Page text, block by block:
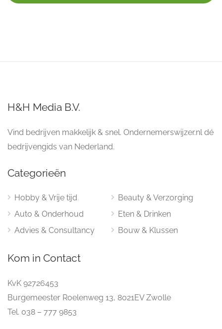
H&H Media B.V.
Vind bedrijven makkelijk & snel. Ondernemerswijzer.nl dé
bedrijvengids van Nederland.
Categorieën
Hobby & Vrije tijd
Auto & Onderhoud
Advies & Consultancy
Beauty & Verzorging
Eten & Drinken
Bouw & Klussen
Kom in Contact
KvK 92726453
Burgemeester Roelenweg 13, 8021EV Zwolle
Tel. 038 – 777 9853